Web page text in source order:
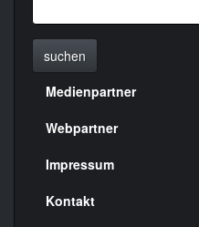
suchen
Menülinks
rechte
Seite
Medienpartner
Webpartner
Impressum
Kontakt